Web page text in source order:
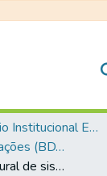
Repositório Institucional EESC
Teses e Dissertações (BDTD USP)
Uso de fibra natural de sisal em blocos de concreto para alvenaria estrutural